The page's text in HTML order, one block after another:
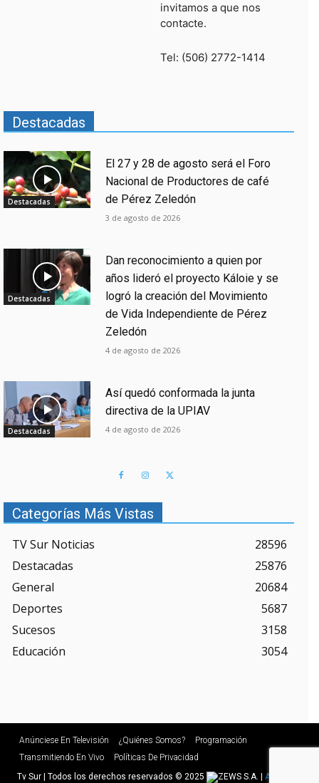
invitamos a que nos
contacte.
Tel: (506) 2772-1414
Destacadas
Destacadas
El 27 y 28 de agosto será el Foro
Nacional de Productores de café
de Pérez Zeledón
3 de agosto de 2026
Destacadas
Dan reconocimiento a quien por
años lideró el proyecto Káloie y se
logró la creación del Movimiento
de Vida Independiente de Pérez
Zeledón
4 de agosto de 2026
Destacadas
Así quedó conformada la junta
directiva de la UPIAV
4 de agosto de 2026
Categorías Más Vistas
TV Sur Noticias
28596
Destacadas
25876
General
20684
Deportes
5687
Sucesos
3158
Educación
3054
Anúnciese En Televisión ¿Quiénes Somos?
Programación
Transmitiendo En Vivo
Políticas De Privacidad
Tv Sur | Todos los derechos reservados © 2025
Agencias